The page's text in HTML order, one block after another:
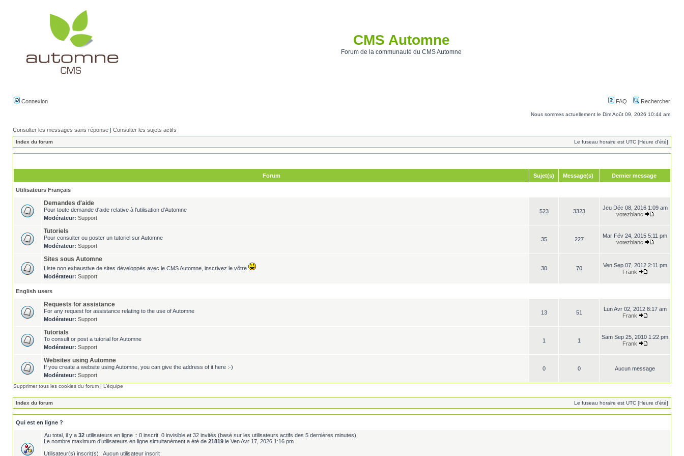
CMS Automne
Forum de la communauté du CMS Automne
Connexion FAQ Rechercher
Nous sommes actuellement le Dim Août 09, 2026 10:44 am
Consulter les messages sans réponse | Consulter les sujets actifs
Index du forum Le fuseau horaire est UTC [Heure d’été]
Forum Sujet(s) Message(s) Dernier message
Utilisateurs Français
Demandes d'aide
Pour toute demande d'aide relative à l'utilisation d'Automne
Modérateur: Support
523 3323
Jeu Déc 08, 2016 1:09 am
votezblanc
Tutoriels
Pour consulter ou poster un tutoriel sur Automne
Modérateur: Support
35 227
Mar Fév 24, 2015 5:11 pm
votezblanc
Sites sous Automne
Liste non exhaustive de sites développés avec le CMS Automne, inscrivez le vôtre
Modérateur: Support
30 70
Ven Sep 07, 2012 2:11 pm
Frank
English users
Requests for assistance
For any request for assistance relating to the use of Automne
Modérateur: Support
13 51
Lun Avr 02, 2012 8:17 am
Frank
Tutorials
To consult or post a tutorial for Automne
Modérateur: Support
1 1
Sam Sep 25, 2010 1:22 pm
Frank
Websites using Automne
If you create a website using Automne, you can give the address of it here :-)
Modérateur: Support
0 0 Aucun message
Supprimer tous les cookies du forum | L’équipe
Index du forum Le fuseau horaire est UTC [Heure d’été]
Qui est en ligne ?
Au total, il y a 32 utilisateurs en ligne :: 0 inscrit, 0 invisible et 32 invités (basé sur les utilisateurs actifs des 5 dernières minutes)
Le nombre maximum d’utilisateurs en ligne simultanément a été de 21819 le Ven Avr 17, 2026 1:16 pm
Utilisateur(s) inscrit(s) : Aucun utilisateur inscrit